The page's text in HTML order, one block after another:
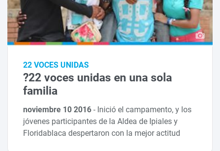
22 VOCES UNIDAS
?22 voces unidas en una sola
familia
noviembre 10 2016- Inició el campamento, y los
jóvenes participantes de la Aldea de Ipiales y
Floridablaca despertaron con la mejor actitud